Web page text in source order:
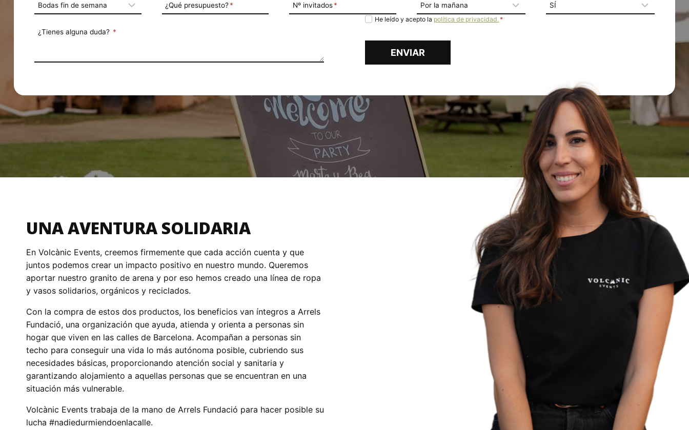
¿Qué presupuesto?* Nº invitados*
¿Tienes alguna duda? *
Política de
He leído y acepto la política de privacidad.*
ENVIAR
UNA AVENTURA SOLIDARIA
En Volcànic Events, creemos firmemente que cada acción cuenta y que
juntos podemos crear un impacto positivo en nuestro mundo. Queremos
aportar nuestro granito de arena y por eso hemos creado una línea de ropa
y vasos solidarios, orgánicos y reciclados.
Con la compra de estos dos productos, los beneficios van íntegros a Arrels
Fundació, una organización que ayuda, atienda y orienta a personas sin
hogar que viven en las calles de Barcelona. Acompañan a personas sin
techo para conseguir una vida lo más autónoma posible, cubriendo sus
necesidades básicas, proporcionando atención social y sanitaria y
garantizando alojamiento a aquellas personas que se encuentran en una
situación más vulnerable.
Volcànic Events trabaja de la mano de Arrels Fundació para hacer posible su
lucha #nadiedurmiendoenlacalle.